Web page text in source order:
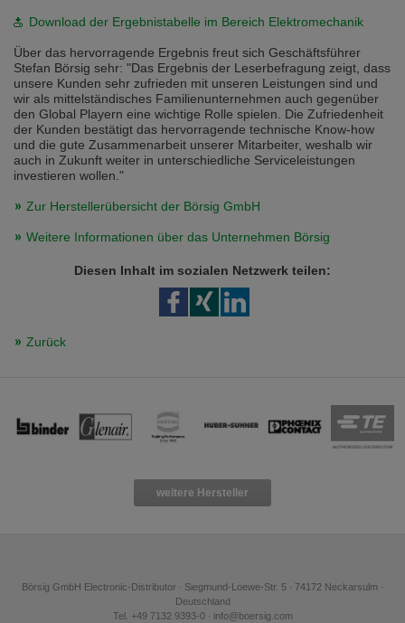
Přepněte na anglickou verzi Zůstaňte v této verzi
We have detected, that your browser prefers another language than the
selected one. This website is also available in English. Would you like to
switch to the English version?
Switch to English version Stay on this version
Download der Ergebnistabelle im Bereich Elektromechanik
Über das hervorragende Ergebnis freut sich Geschäftsführer
Stefan Börsig sehr: "Das Ergebnis der Leserbefragung zeigt, dass
unsere Kunden sehr zufrieden mit unseren Leistungen sind und
wir als mittelständisches Familienunternehmen auch gegenüber
den Global Playern eine wichtige Rolle spielen. Die Zufriedenheit
der Kunden bestätigt das hervorragende technische Know-how
und die gute Zusammenarbeit unserer Mitarbeiter, weshalb wir
auch in Zukunft weiter in unterschiedliche Serviceleistungen
investieren wollen."
Zur Herstellerübersicht der Börsig GmbH
Weitere Informationen über das Unternehmen Börsig
Diesen Inhalt im sozialen Netzwerk teilen:
Zurück
weitere Hersteller
Börsig GmbH Electronic-Distributor ∙ Siegmund-Loewe-Str. 5 ∙ 74172 Neckarsulm ∙
Deutschland
Tel. +49 7132 9393-0 ∙ info@boersig.com